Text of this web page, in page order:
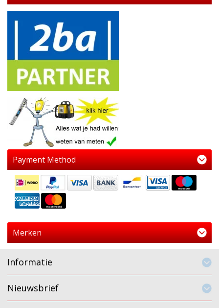
Payment Method
Merken
Informatie
Nieuwsbrief